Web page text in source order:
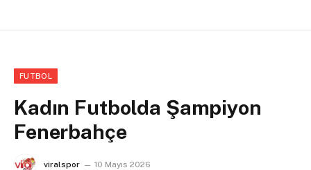
FUTBOL
Kadın Futbolda Şampiyon
Fenerbahçe
viralspor 10 Mayıs 2026